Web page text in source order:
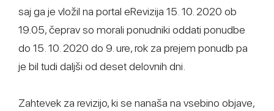
saj ga je vložil na portal eRevizija 15. 10. 2020 ob
19.05, čeprav so morali ponudniki oddati ponudbe
do 15. 10. 2020 do 9. ure, rok za prejem ponudb pa
je bil tudi daljši od deset delovnih dni.
Zahtevek za revizijo, ki se nanaša na vsebino objave,